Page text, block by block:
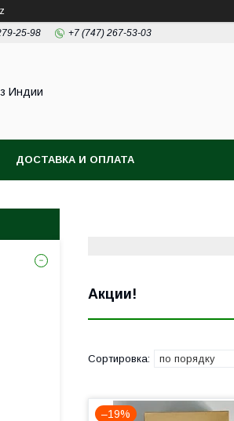
25-98 +7 (747) 267-53-03
Индии
ДОСТАВКА И ОПЛАТА
Акции!
–19%